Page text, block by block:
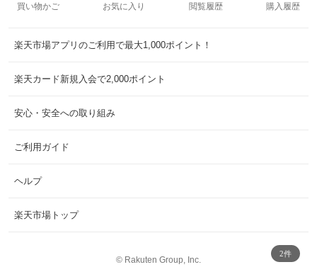
2件
買い物かご お気に入り 閲覧履歴 購入履歴
楽天市場アプリのご利用で最大1,000ポイント！
楽天カード新規入会で2,000ポイント
安心・安全への取り組み
ご利用ガイド
ヘルプ
楽天市場トップ
© Rakuten Group, Inc.